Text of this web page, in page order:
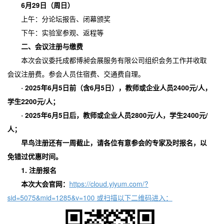
6月29日（周日）
上午：分论坛报告、闭幕颁奖
下午：实验室参观、返程等
二、 会议注册与缴费
本次会议委托成都博昶会展服务有限公司组织会务工作并收取
会议注册费。参会人员住宿费、交通费自理。
· 2025年6月5日前（含6月5日），教师或企业人员2400元/人，
学生2200元/人；
· 2025年6月5日后，教师或企业人员2800元/人，学生2400元/
人；
早鸟注册还有一周截止，请各位有意参会的专家及时报名，以
免错过优惠时间。
1. 注册报名
本次大会官网： https://cloud.yiyum.com/?
sid=5075&mid=1285&v=100 或扫描以下二维码进入：